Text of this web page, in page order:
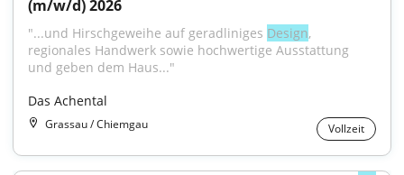
(m/w/d) 2026
"...und Hirschgeweihe auf geradliniges Design,
regionales Handwerk sowie hochwertige Ausstattung
und geben dem Haus..."
Das Achental
Grassau / Chiemgau Vollzeit